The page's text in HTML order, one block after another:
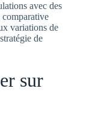
avec des
comparative
variations de
de
sur